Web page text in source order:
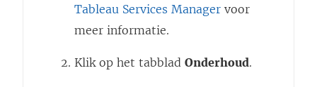
Tableau Services Manager voor
meer informatie.
Klik op het tabblad Onderhoud.